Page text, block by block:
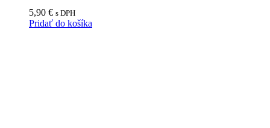
5,90 € s DPH
Pridať do košíka